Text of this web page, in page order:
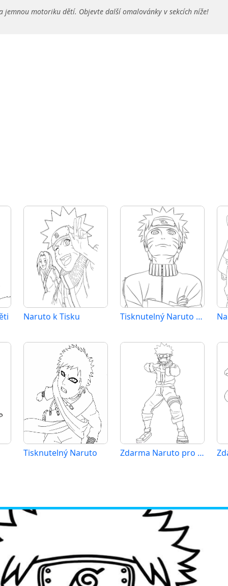
motoriku dětí. Objevte další omalovánky v sekcích níže!
Naruto k Tisku Tisknutelný Naruto Obrázek
Tisknutelný Naruto Zdarma Naruto pro Malé Děti